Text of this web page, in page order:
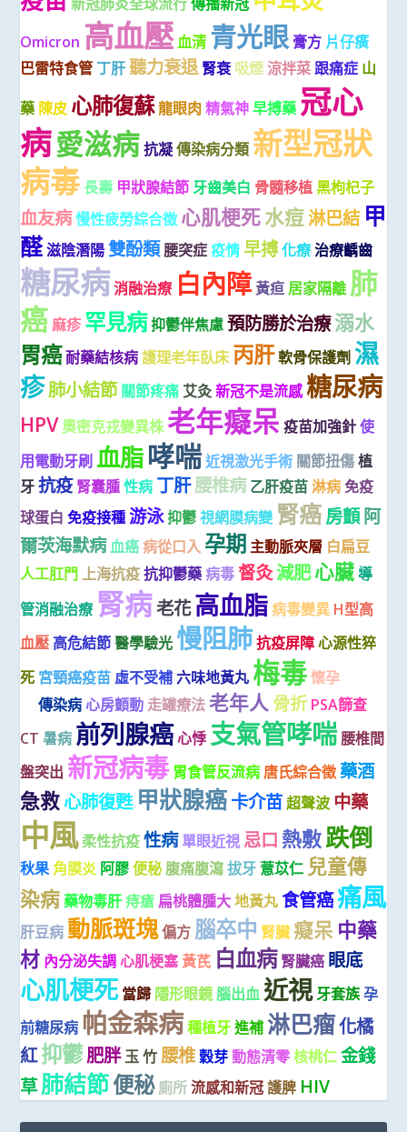
Omicron 高血壓 血清 青光眼 膏方 片仔癀
巴雷特食管 丁肝 聽力衰退 腎衰 吸煙 涼拌菜 跟痛症 山
藥 陳皮 心肺復蘇龍眼肉 精氣神 早搏藥 冠心
病愛滋病 抗凝 傳染病分類 新型冠狀
病毒 長壽 甲狀腺結節 牙齒美白 骨髓移植 黑枸杞子
血友病慢性疲勞綜合徵 心肌梗死水痘淋巴結 甲
醛滋陰潛陽 雙酚類 腰突症 疫情 早搏化療 治療齲齒
糖尿病消融治療 白內障 黃疸 居家隔離 肺
癌 麻疹 罕見病抑鬱伴焦慮 預防勝於治療溺水
胃癌耐藥結核病 護理老年臥床 丙肝軟骨保護劑 濕
疹肺小結節 關節疼痛 艾灸 新冠不是流感糖尿病
HPV 奧密克戎變異株老年癡呆 疫苗加強針 使
用電動牙刷 血脂哮喘 近視激光手術 關節扭傷 植
牙 抗疫 腎囊腫 性病 丁肝腰椎病 乙肝疫苗 淋病 免疫
球蛋白 免疫接種 游泳抑鬱 視網膜病變 腎癌房顫 阿
爾茨海默病血癌 病從口入 孕期 主動脈夾層 白扁豆
人工肛門 上海抗疫 抗抑鬱藥 病毒 督灸減肥心臟 導
管消融治療 腎病老花高血脂 病毒變異 H型高
血壓 高危結節 醫學驗光 慢阻肺 抗疫屏障 心源性猝
死 宮頸癌疫苗 虛不受補 六味地黃丸 梅毒 懷孕
傳染病 心房顫動 走罐療法 老年人骨折 PSA篩查
CT 暑病 前列腺癌心悸 支氣管哮喘 腰椎間
盤突出 新冠病毒 胃食管反流病 唐氏綜合徵藥酒
急救心肺復甦 甲狀腺癌卡介苗 超聲波 中藥
中風 柔性抗疫 性病 單眼近視 忌口 熱敷跌倒
秋果 角膜炎 阿膠 便秘 腹痛腹瀉 拔牙 薏苡仁 兒童傳
染病 藥物毒肝 痔瘡 扁桃體腫大 地黃丸 食管癌痛風
肝豆病 動脈斑塊偏方 腦卒中 腎臟癡呆 中藥
材 內分泌失調 心肌梗塞 黃芪 白血病 腎臟癌 眼底
心肌梗死 當歸 隱形眼鏡 腦出血 近視牙套族 孕
前糖尿病 帕金森病 種植牙 進補 淋巴瘤化橘
紅抑鬱肥胖 玉 竹 腰椎穀芽 動態清零 核桃仁 金錢
草肺結節便秘 廁所 流感和新冠 護脾 HIV